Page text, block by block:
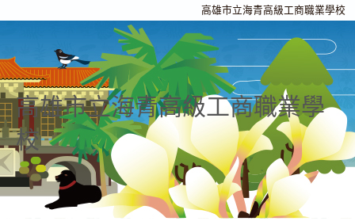
高雄市立海青高級工商職業學校
高雄市立海青高級工商職業學
校